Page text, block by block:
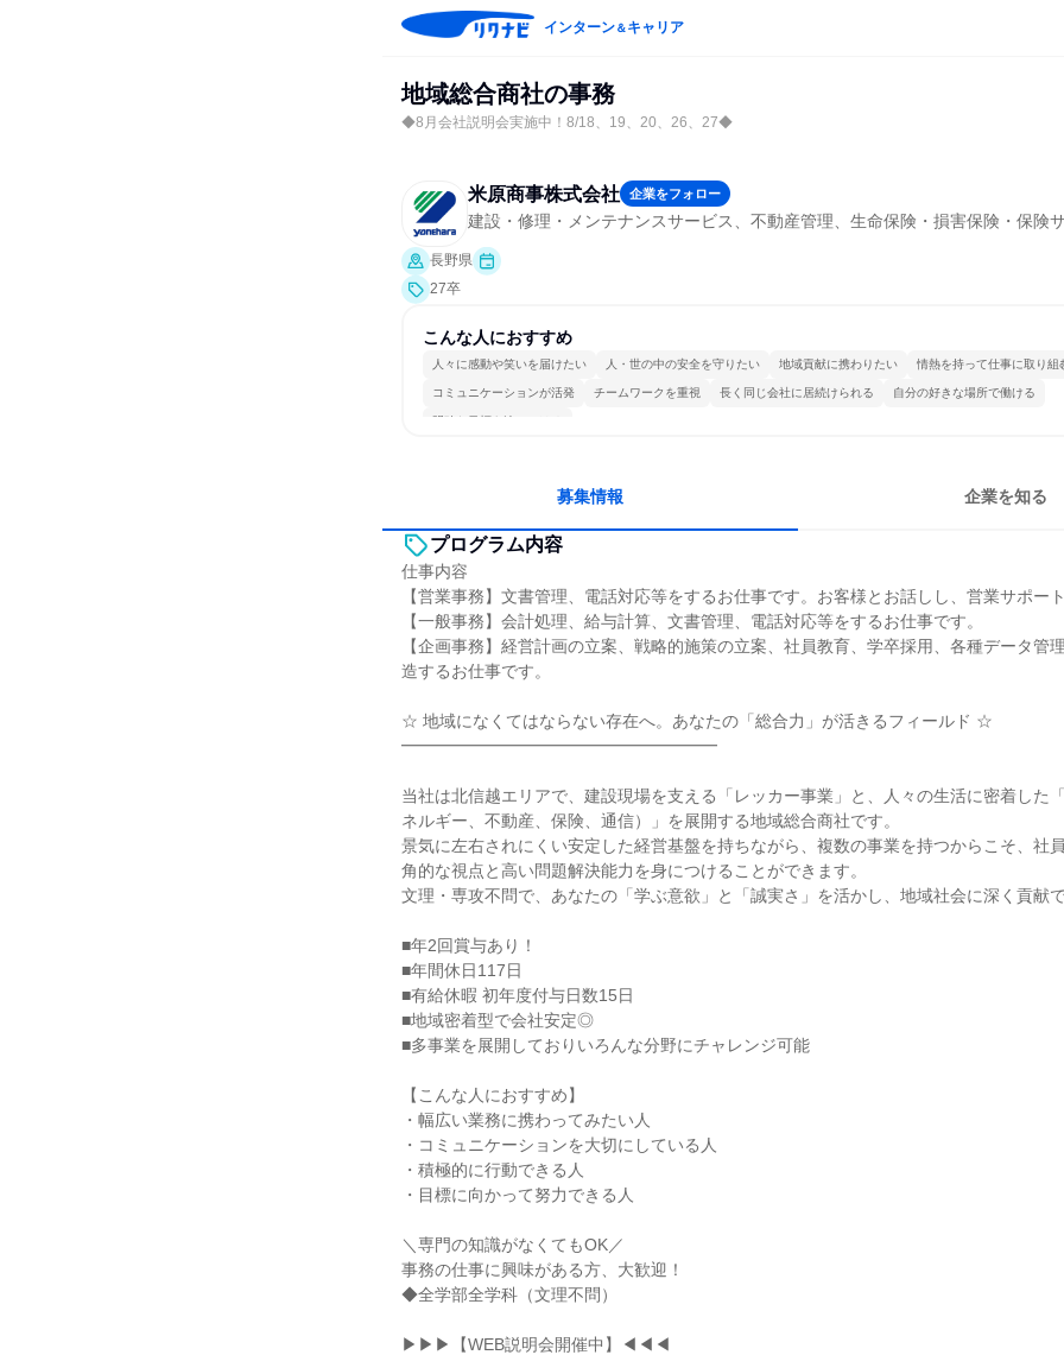
インターン＆キャリア
地域総合商社の事務
◆8月会社説明会実施中！8/18、19、20、26、27◆
米原商事株式会社 企業をフォロー
建設・修理・メンテナンスサービス、不動産管理、生命保険・損害保険・保険
長野県
27卒
こんな人におすすめ
人々に感動や笑いを届けたい 人・世の中の安全を守りたい 地域貢献に携わりたい 情熱を持って仕事に取り組
コミュニケーションが活発 チームワークを重視 長く同じ会社に居続けられる 自分の好きな場所で働ける
明確な目標を追いかける
募集情報 企業を知る
プログラム内容
仕事内容
【営業事務】文書管理、電話対応等をするお仕事です。お客様とお話しし、営業サポー
【一般事務】会計処理、給与計算、文書管理、電話対応等をするお仕事です。
【企画事務】経営計画の立案、戦略的施策の立案、社員教育、学卒採用、各種データ管
造するお仕事です。
☆ 地域になくてはならない存在へ。あなたの「総合力」が活きるフィールド ☆
━━━━━━━━━━━━━━━━━━━
当社は北信越エリアで、建設現場を支える「レッカー事業」と、人々の生活に密着した
ネルギー、不動産、保険、通信）」を展開する地域総合商社です。
景気に左右されにくい安定した経営基盤を持ちながら、複数の事業を持つからこそ、社
角的な視点と高い問題解決能力を身につけることができます。
文理・専攻不問で、あなたの「学ぶ意欲」と「誠実さ」を活かし、地域社会に深く貢献で
■年2回賞与あり！
■年間休日117日
■有給休暇 初年度付与日数15日
■地域密着型で会社安定◎
■多事業を展開しておりいろんな分野にチャレンジ可能
【こんな人におすすめ】
・幅広い業務に携わってみたい人
・コミュニケーションを大切にしている人
・積極的に行動できる人
・目標に向かって努力できる人
＼専門の知識がなくてもOK／
事務の仕事に興味がある方、大歓迎！
◆全学部全学科（文理不問）
▶▶▶【WEB説明会開催中】◀◀◀